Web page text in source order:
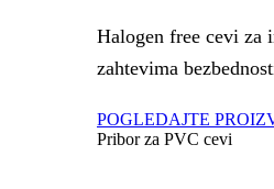
Halogen free cevi za
zahtevima
POGLEDAJTE
Pribor za PVC cevi